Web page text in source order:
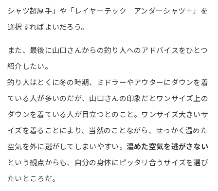
シャツ超厚手」や「レイヤーテック アンダーシャツ＋」を
選択すればよいだろう。
また、最後に山口さんからの釣り人へのアドバイスをひとつ
紹介したい。
釣り人はとくに冬の時期、ミドラーやアウターにダウンを着
ている人が多いのだが、山口さんの印象だとワンサイズ上の
ダウンを着ている人が目立つとのこと。ワンサイズ大きいサ
イズを着ることにより、当然のことながら、せっかく温めた
空気を外に逃がしてしまいやすい。 温めた空気を逃がさない
という観点からも、自分の身体にピッタリ合うサイズを選び
たいところだ。